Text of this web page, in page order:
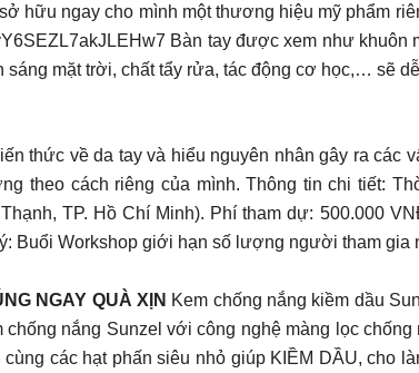
hữu ngay cho mình một thương hiệu mỹ phẩm
Bàn tay được xem như
mặt trời, chất tẩy rửa, tác động cơ học,… sẽ
thức về da tay và hiểu nguyên nhân gây ra
theo cách riêng của mình. Thông tin chi tiết:
TP. Hồ Chí Minh). Phí tham dự: 500.000
Buổi Workshop giới hạn số lượng người tham gia
NGAY QUÀ XỊN Kem chống nắng kiềm dầu
nắng Sunzel với công nghệ màng lọc
các hạt phấn siêu nhỏ giúp KIỀM DẦU, cho